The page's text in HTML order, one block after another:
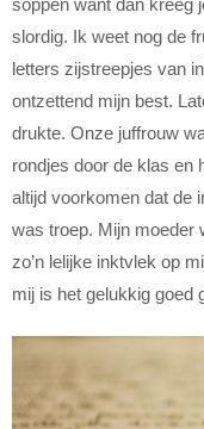
soppen want dan kreeg
slordig. Ik weet nog de
letters zijstreepjes van
ontzettend mijn best.
drukte. Onze juffrouw
rondjes door de klas en
altijd voorkomen dat de
was troep. Mijn moeder
zo’n lelijke inktvlek op
mij is het gelukkig goed